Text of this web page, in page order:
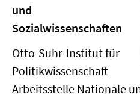
und
Sozialwissenschaften
Otto-Suhr-Institut für
Politikwissenschaft
Arbeitsstelle Nationale